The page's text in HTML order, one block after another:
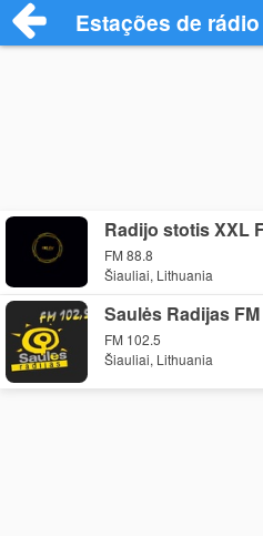
Estações de
Radijo stotis XXL
FM 88.8
Šiauliai, Lithuania
Saulės Radijas FM
FM 102.5
Šiauliai, Lithuania